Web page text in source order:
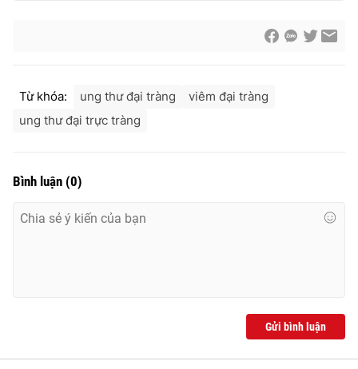
Từ khóa: ung thư đại tràng
viêm đại tràng
ung thư đại trực tràng
Bình luận (0)
Gửi bình luận